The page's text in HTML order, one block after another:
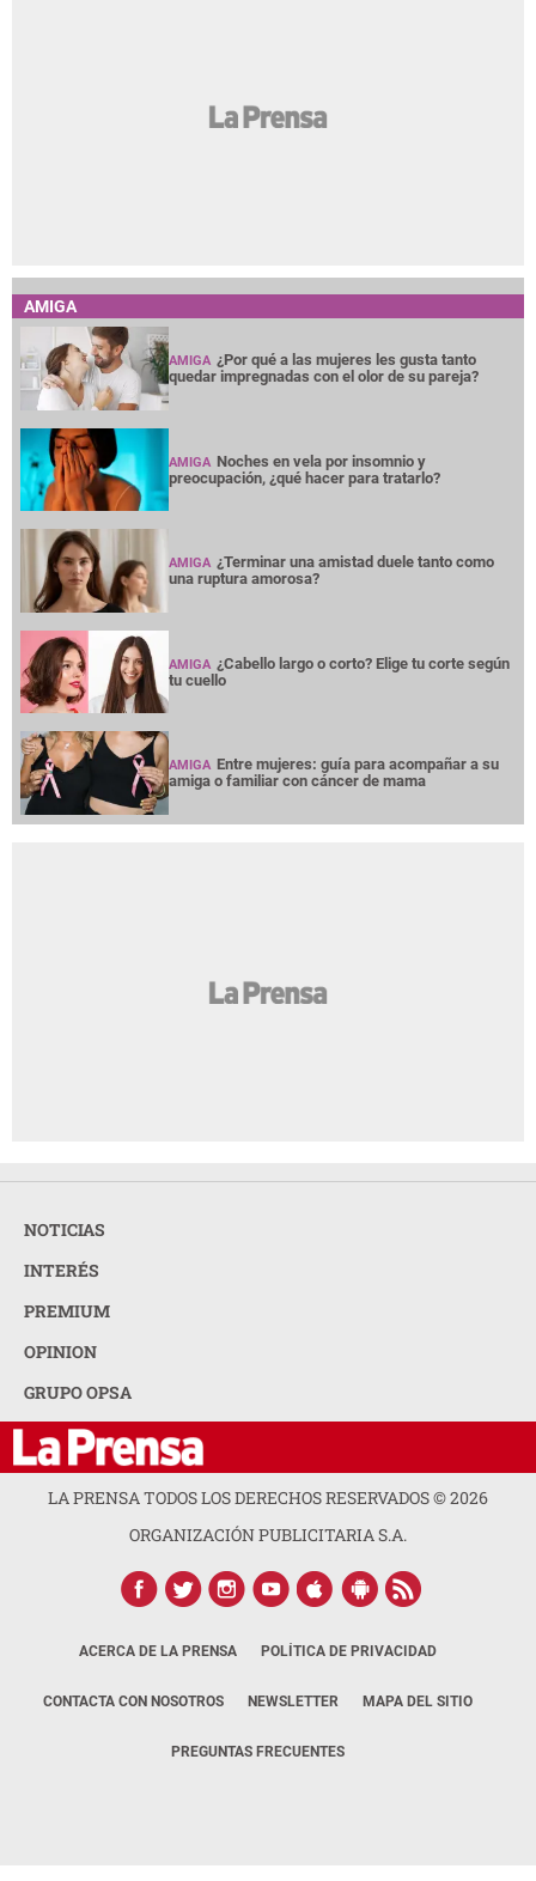
AMIGA
AMIGA ¿Por qué a las mujeres les gusta tanto
quedar impregnadas con el olor de su pareja?
AMIGA Noches en vela por insomnio y
preocupación, ¿qué hacer para tratarlo?
AMIGA ¿Terminar una amistad duele tanto como
una ruptura amorosa?
AMIGA ¿Cabello largo o corto? Elige tu corte según
tu cuello
AMIGA Entre mujeres: guía para acompañar a su
amiga o familiar con cáncer de mama
NOTICIAS
INTERÉS
PREMIUM
OPINION
GRUPO OPSA
LA PRENSA TODOS LOS DERECHOS RESERVADOS ©2026
ORGANIZACIÓN PUBLICITARIA S.A.
ACERCA DE LA PRENSA POLÍTICA DE PRIVACIDAD
CONTACTA CON NOSOTROS NEWSLETTER MAPA DEL SITIO
PREGUNTAS FRECUENTES